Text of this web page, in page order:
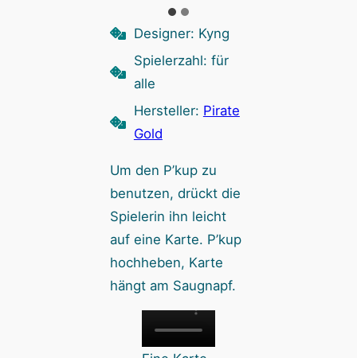
Designer: Kyng
Spielerzahl: für
alle
Hersteller: Pirate
Gold
Um den P’kup zu
benutzen, drückt die
Spielerin ihn leicht
auf eine Karte. P’kup
hochheben, Karte
hängt am Saugnapf.